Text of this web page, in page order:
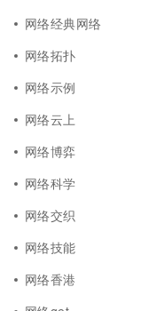
网络经典网络
网络拓扑
网络示例
网络云上
网络博弈
网络科学
网络交织
网络技能
网络香港